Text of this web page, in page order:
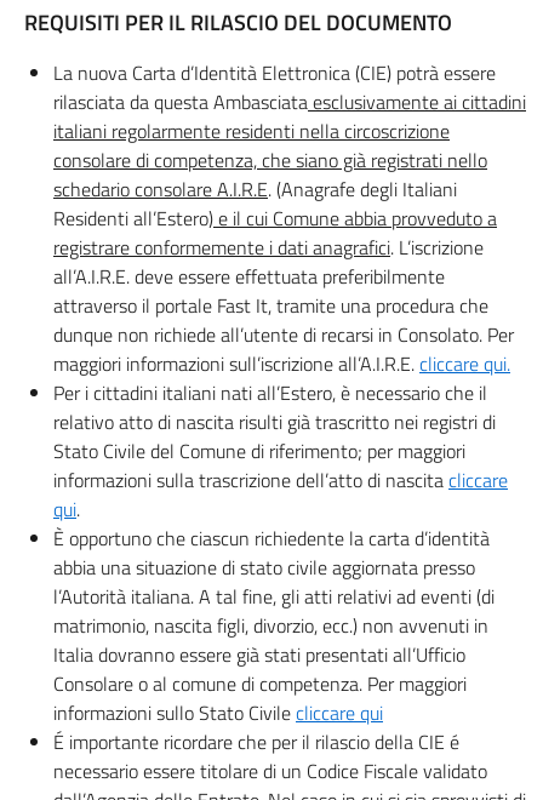
REQUISITI PER IL RILASCIO DEL DOCUMENTO
La nuova Carta d’Identità Elettronica (CIE) potrà essere
rilasciata da questa Ambasciataesclusivamente ai cittadini
italiani regolarmente residenti nella circoscrizione
consolare di competenza, che siano già registrati nello
schedario consolare A.I.R.E. (Anagrafe degli Italiani
Residenti all’Estero)e il cui Comune abbia provveduto a
registrare conformemente i dati anagrafici. L’iscrizione
all’A.I.R.E. deve essere effettuata preferibilmente
attraverso il portale Fast It, tramite una procedura che
dunque non richiede all’utente di recarsi in Consolato. Per
maggiori informazioni sull’iscrizione all’A.I.R.E.cliccare qui.
Per i cittadini italiani nati all’Estero, è necessario che il
relativo atto di nascita risulti già trascritto nei registri di
Stato Civile del Comune di riferimento; per maggiori
informazioni sulla trascrizione dell’atto di nascitacliccare
qui.
È opportuno che ciascun richiedente la carta d’identità
abbia una situazione di stato civile aggiornata presso
l’Autorità italiana. A tal fine, gli atti relativi ad eventi (di
matrimonio, nascita figli, divorzio, ecc.) non avvenuti in
Italia dovranno essere già stati presentati all’Ufficio
Consolare o al comune di competenza. Per maggiori
informazioni sullo Stato Civilecliccare qui
É importante ricordare che per il rilascio della CIE é
necessario essere titolare di un Codice Fiscale validato